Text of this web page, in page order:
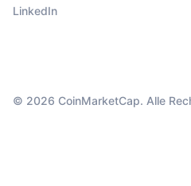
LinkedIn
© 2026 CoinMarketCap. Alle